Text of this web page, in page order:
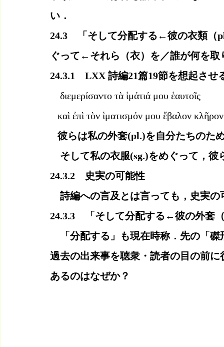
い．
24.3　「そして分配する←彼の衣類
ぐって←それら（衣）を／誰が何を取
24.3.1　LXX 詩編21篇19節を想起させ
διεμερίσαντο τὰ ἱμάτιά μου ἑαυτοῖς
καὶ ἐπὶ τὸν ἱματισμόν μου ἔβαλον
彼らは私の外套(pl.)を自分たちのた
そして私の衣服(sg.)をめぐって，彼
24.3.2　史実の可能性
詩編への言及とは言っても，史実の
24.3.3　「そして分配する←彼の外套
「分配する」も現在時称．先の「磔
過去の出来事を聴衆・読者の目の前
あるのはなぜか？